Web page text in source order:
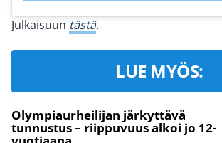
Julkaisuun tästä.
LUE MYÖS:
Olympiaurheilijan järkyttävä
tunnustus – riippuvuus alkoi jo 12-